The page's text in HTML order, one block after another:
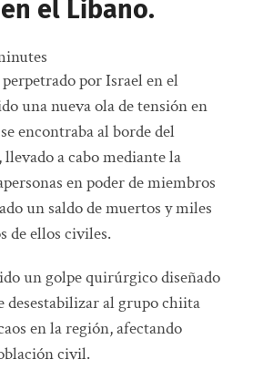
el Libano.
por Israel en el
una nueva ola de tensión en
encontraba al borde del
a cabo mediante la
en poder de miembros
un saldo de muertos y miles
de ellos civiles.
un golpe quirúrgico diseñado
desestabilizar al grupo chiita
en la región, afectando
civil.